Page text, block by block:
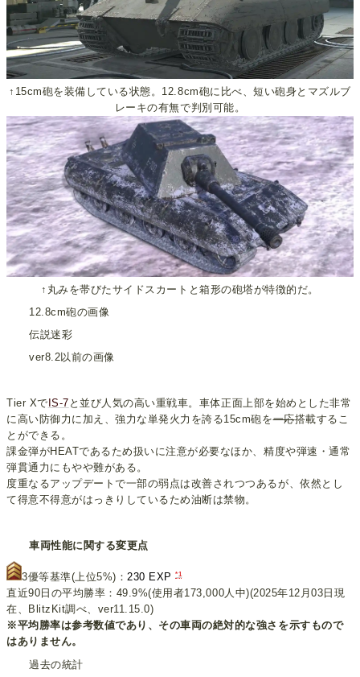
↑15cm砲を装備している状態。12.8cm砲に比べ、短い砲身とマズルブ
レーキの有無で判別可能。
↑丸みを帯びたサイドスカートと箱形の砲塔が特徴的だ。
12.8cm砲の画像
伝説迷彩
ver8.2以前の画像
Tier XでIS-7 と並び人気の高い重戦車。車体正面上部を始めとした非常
に高い防御力に加え、強力な単発火力を誇る15cm砲を一応搭載するこ
とができる。
課金弾がHEATであるため扱いに注意が必要なほか、精度や弾速・通常
弾貫通力にもやや難がある。
度重なるアップデートで一部の弱点は改善されつつあるが、依然とし
て得意不得意がはっきりしているため油断は禁物。
車両性能に関する変更点
3優等基準(上位5%)：230 EXP *1
直近90日の平均勝率：49.9%(使用者173,000人中)(2025年12月03日現
在、BlitzKit調べ、ver11.15.0)
※平均勝率は参考数値であり、その車両の絶対的な強さを示すもので
はありません。
過去の統計